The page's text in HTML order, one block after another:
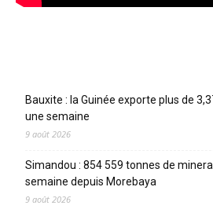
Bauxite : la Guinée exporte plus de
une semaine
9 août 2026
Simandou : 854 559 tonnes de
semaine depuis Morebaya
9 août 2026